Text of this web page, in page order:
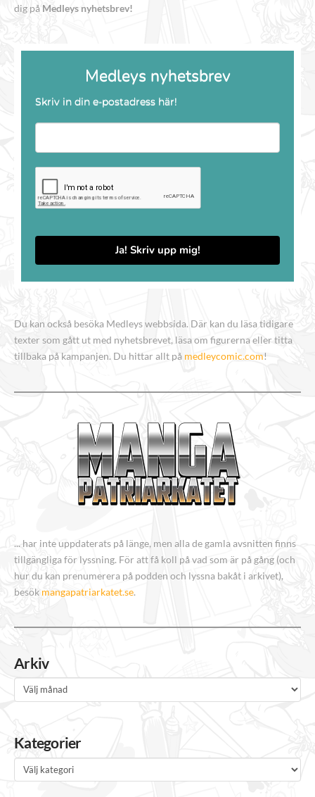
dig på Medleys nyhetsbrev!
Medleys nyhetsbrev
Skriv in din e-postadress här!
Ja! Skriv upp mig!
Du kan också besöka Medleys webbsida. Där kan du läsa tidigare
texter som gått ut med nyhetsbrevet, läsa om figurerna eller titta
tillbaka på kampanjen. Du hittar allt på medleycomic.com!
... har inte uppdaterats på länge, men alla de gamla avsnitten finns
tillgängliga för lyssning. För att få koll på vad som är på gång (och
hur du kan prenumerera på podden och lyssna bakåt i arkivet),
besök mangapatriarkatet.se.
Arkiv
Arkiv
Kategorier
Kategorier